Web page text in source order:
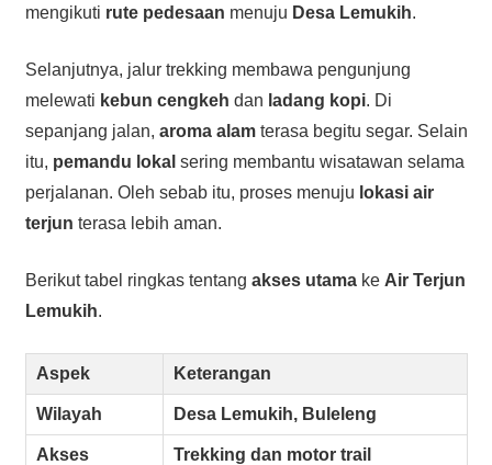
mengikuti rute pedesaan menuju Desa Lemukih.
Selanjutnya, jalur trekking membawa pengunjung
melewati kebun cengkeh dan ladang kopi. Di
sepanjang jalan, aroma alamterasa begitu segar. Selain
itu, pemandu lokal sering membantu wisatawan selama
perjalanan. Oleh sebab itu, proses menuju lokasi air
terjun terasa lebih aman.
Berikut tabel ringkas tentang akses utamake Air Terjun
Lemukih.
Aspek Keterangan
Wilayah Desa Lemukih, Buleleng
Akses Trekking dan motor trail